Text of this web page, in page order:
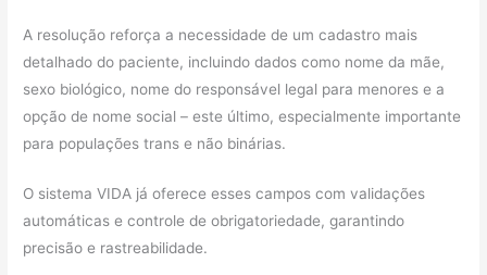
A resolução reforça a necessidade de um cadastro mais
detalhado do paciente, incluindo dados como nome da mãe,
sexo biológico, nome do responsável legal para menores e a
opção de nome social – este último, especialmente importante
para populações trans e não binárias.
O sistema VIDA já oferece esses campos com validações
automáticas e controle de obrigatoriedade, garantindo
precisão e rastreabilidade.